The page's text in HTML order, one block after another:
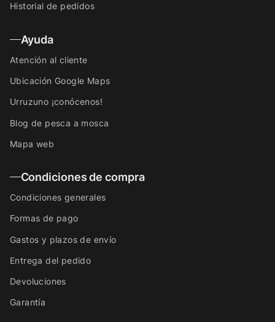
Historial de pedidos
Ayuda
Atención al cliente
Ubicación Google Maps
Urruzuno ¡conócenos!
Blog de pesca a mosca
Mapa web
Condiciones de compra
Condiciones generales
Formas de pago
Gastos y plazos de envío
Entrega del pedido
Devoluciones
Garantía